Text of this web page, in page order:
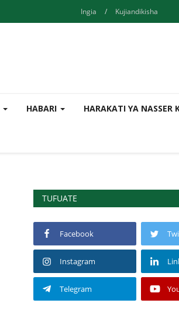
Ingia / Kujiandikisha
HABARI HARAKATI YA NASSER
TUFUATE
Facebook
Instagram
Telegram